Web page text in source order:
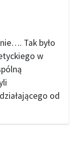
Tak było
w
od